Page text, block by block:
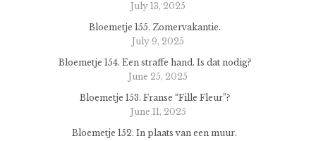
July 13, 2025
Bloemetje 155. Zomervakantie.
July 9, 2025
Bloemetje 154. Een straffe hand. Is dat nodig?
June 25, 2025
Bloemetje 153. Franse “Fille Fleur”?
June 11, 2025
Bloemetje 152. In plaats van een muur.